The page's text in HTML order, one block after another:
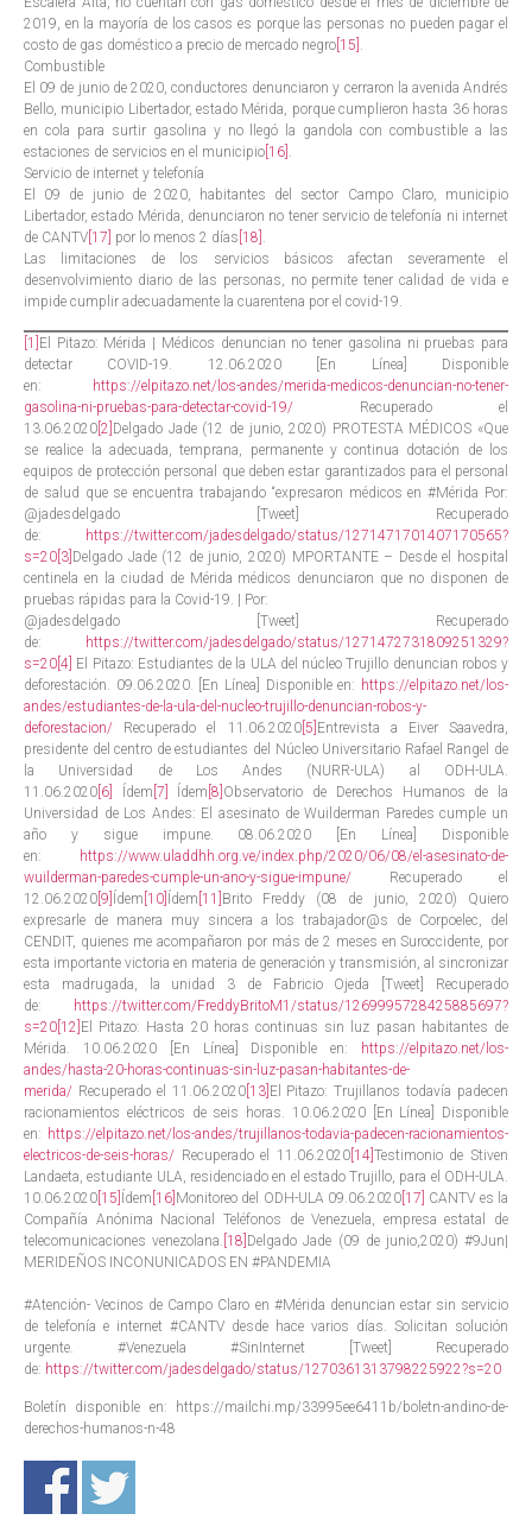
2019, en la mayoría de los casos es porque las personas no pueden pagar el
costo de gas doméstico a precio de mercado negro [15] .
Combustible
El 09 de junio de 2020, conductores denunciaron y cerraron la avenida Andrés
Bello, municipio Libertador, estado Mérida, porque cumplieron hasta 36 horas
en cola para surtir gasolina y no llegó la gandola con combustible a las
estaciones de servicios en el municipio [16] .
Servicio de internet y telefonía
El 09 de junio de 2020, habitantes del sector Campo Claro, municipio
Libertador, estado Mérida, denunciaron no tener servicio de telefonía ni internet
de CANTV [17] por lo menos 2 días [18] .
Las limitaciones de los servicios básicos afectan severamente el
desenvolvimiento diario de las personas, no permite tener calidad de vida e
impide cumplir adecuadamente la cuarentena por el covid-19.
[1] El Pitazo: Mérida | Médicos denuncian no tener gasolina ni pruebas para
detectar COVID-19. 12.06.2020 [En Línea] Disponible
en: https://elpitazo.net/los-andes/merida-medicos-denuncian-no-tener-
gasolina-ni-pruebas-para-detectar-covid-19/ Recuperado el
13.06.2020 [2] Delgado Jade (12 de junio, 2020) PROTESTA MÉDICOS «Que
se realice la adecuada, temprana, permanente y continua dotación de los
equipos de protección personal que deben estar garantizados para el personal
de salud que se encuentra trabajando “expresaron médicos en #Mérida Por:
@jadesdelgado [Tweet] Recuperado
de: https://twitter.com/jadesdelgado/status/1271471701407170565?
s=20 [3] Delgado Jade (12 de junio, 2020) MPORTANTE – Desde el hospital
centinela en la ciudad de Mérida médicos denunciaron que no disponen de
pruebas rápidas para la Covid-19. | Por:
@jadesdelgado [Tweet] Recuperado
de: https://twitter.com/jadesdelgado/status/1271472731809251329?
s=20 [4] El Pitazo: Estudiantes de la ULA del núcleo Trujillo denuncian robos y
deforestación. 09.06.2020. [En Línea] Disponible en: https://elpitazo.net/los-
andes/estudiantes-de-la-ula-del-nucleo-trujillo-denuncian-robos-y-
deforestacion/ Recuperado el 11.06.2020[5] Entrevista a Eiver Saavedra,
presidente del centro de estudiantes del Núcleo Universitario Rafael Rangel de
la Universidad de Los Andes (NURR-ULA) al ODH-ULA.
11.06.2020 [6] Ídem [7] Ídem [8] Observatorio de Derechos Humanos de la
Universidad de Los Andes: El asesinato de Wuilderman Paredes cumple un
año y sigue impune. 08.06.2020 [En Línea] Disponible
en: https://www.uladdhh.org.ve/index.php/2020/06/08/el-asesinato-de-
wuilderman-paredes-cumple-un-ano-y-sigue-impune/ Recuperado el
12.06.2020 [9] Ídem [10] Ídem [11] Brito Freddy (08 de junio, 2020) Quiero
expresarle de manera muy sincera a los trabajador@s de Corpoelec, del
CENDIT, quienes me acompañaron por más de 2 meses en Suroccidente, por
esta importante victoria en materia de generación y transmisión, al sincronizar
esta madrugada, la unidad 3 de Fabricio Ojeda [Tweet] Recuperado
de: https://twitter.com/FreddyBritoM1/status/1269995728425885697?
s=20 [12] El Pitazo: Hasta 20 horas continuas sin luz pasan habitantes de
Mérida. 10.06.2020 [En Línea] Disponible en: https://elpitazo.net/los-
andes/hasta-20-horas-continuas-sin-luz-pasan-habitantes-de-
merida/ Recuperado el 11.06.2020[13] El Pitazo: Trujillanos todavía padecen
racionamientos eléctricos de seis horas. 10.06.2020 [En Línea] Disponible
en: https://elpitazo.net/los-andes/trujillanos-todavia-padecen-racionamientos-
electricos-de-seis-horas/ Recuperado el 11.06.2020[14] Testimonio de Stiven
Landaeta, estudiante ULA, residenciado en el estado Trujillo, para el ODH-ULA.
10.06.2020 [15] Ídem [16] Monitoreo del ODH-ULA 09.06.2020 [17] CANTV es la
Compañía Anónima Nacional Teléfonos de Venezuela, empresa estatal de
telecomunicaciones venezolana. [18] Delgado Jade (09 de junio,2020) #9Jun|
MERIDEÑOS INCONUNICADOS EN #PANDEMIA
#Atención- Vecinos de Campo Claro en #Mérida denuncian estar sin servicio
de telefonía e internet #CANTV desde hace varios días. Solicitan solución
urgente. #Venezuela #SinInternet [Tweet] Recuperado
de: https://twitter.com/jadesdelgado/status/1270361313798225922?s=20
Boletín disponible en: https://mailchi.mp/33995ee6411b/boletn-andino-de-
derechos-humanos-n-48